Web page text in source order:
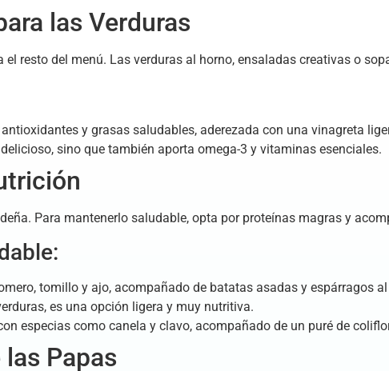
las Verduras
resto del menú. Las verduras al horno, ensaladas creativas o
antioxidantes y grasas saludables, aderezada con una vinagreta
sino que también aporta omega-3 y vitaminas esenciales.
Para mantenerlo saludable, opta por proteínas magras y
tomillo y ajo, acompañado de batatas asadas y espárragos al
es una opción ligera y muy nutritiva.
especias como canela y clavo, acompañado de un puré de
Papas